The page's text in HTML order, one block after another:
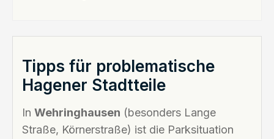
Tipps für problematische
Hagener Stadtteile
In Wehringhausen (besonders Lange
Straße, Körnerstraße) ist die Parksituation